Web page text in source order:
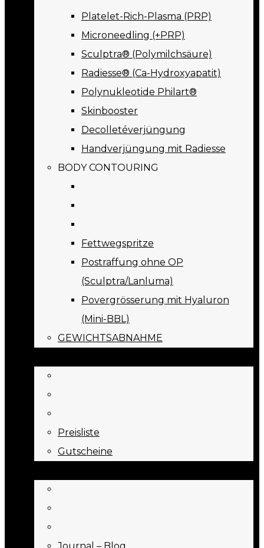
Platelet-Rich-Plasma (PRP)
Microneedling (+PRP)
Sculptra® (Polymilchsäure)
Radiesse® (Ca-Hydroxyapatit)
Polynukleotide Philart®
Skinbooster
Decolletéverjüngung
Handverjüngung mit Radiesse
BODY CONTOURING
Fettwegspritze
Postraffung ohne OP
(Sculptra/Lanluma)
Povergrösserung mit Hyaluron
(Mini-BBL)
GEWICHTSABNAHME
Preisliste
Gutscheine